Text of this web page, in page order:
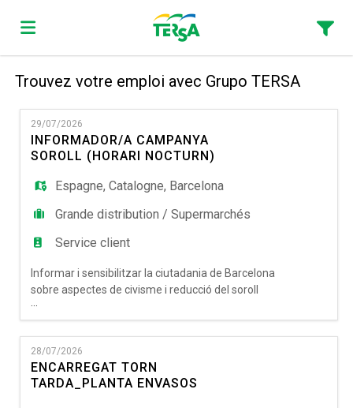
Accueil
Emplois
Déposez
votre
CV
Connexion
Langue
EN
Trouvez votre emploi avec Grupo TERSA
29/07/2026
INFORMADOR/A CAMPANYA
SOROLL (HORARI NOCTURN)
Espagne,Catalogne, Barcelona
Grande distribution / Supermarchés
Service client
Informar i sensibilitzar la ciutadania de Barcelona
sobre aspectes de civisme i reducció del soroll
derivat de l'oci nocturn. Tasques principals: •
Proporcionar informació a l'usuària. • Recollir
dades. • Observar l'estat de les zones d'actuació.
Tipus de contracte: fix-discontínu Horari:
nocturn i a temps parcial Finalització de la cam
28/07/2026
ENCARREGAT TORN
TARDA_PLANTA ENVASOS